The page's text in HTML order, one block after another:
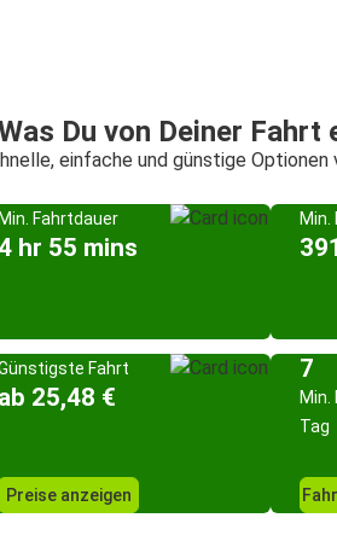
Du von Deiner
einfache und günstige Optionen
Fahrtdauer
hr 55 mins
Fahrt
25,48 €
Preise anzeigen
7
Min.
Tag